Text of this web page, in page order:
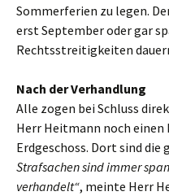
Sommerferien zu legen.
erst September oder gar
Rechtsstreitigkeiten
Nach der Verhandlung
Alle zogen bei Schluss
Herr Heitmann noch einen
Erdgeschoss. Dort sind
Strafsachen sind immer
verhandelt“, meinte Herr